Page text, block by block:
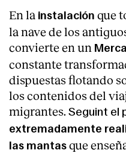
En la instalación que
la nave de los
convierte en un
constante
dispuestas flotando
los contenidos del
migrantes. Seguint el
extremadamente
las mantas que